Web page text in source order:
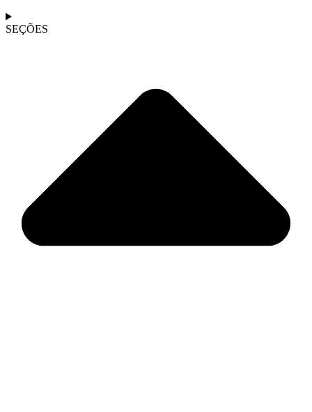
SEÇÕES